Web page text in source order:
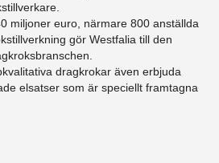
miljoner euro, närmare 800 anställda
gör Westfalia till den
dragkrokar även erbjuda
elsatser som är speciellt framtagna